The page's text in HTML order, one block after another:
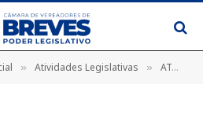
» Atividades Legislativas » ATA DA 13ª SESSÃO ORDINÁRIA DO 1º PERÍODO DA 2ª SESSÃO LEGISLATIVA DA 18ª LEGISLATURA DA CÂMARA MUNICIPAL DE BREVES, REALIZADA NO DIA 12 DE ABRIL DE 2018.